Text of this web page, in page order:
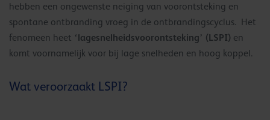
hebben een ongewenste neiging van voorontsteking en
spontane ontbranding vroeg in de ontbrandingscyclus. Het
fenomeen heet ‘lagesnelheidsvoorontsteking’ (LSPI) en
komt voornamelijk voor bij lage snelheden en hoog koppel.
Wat veroorzaakt LSPI?